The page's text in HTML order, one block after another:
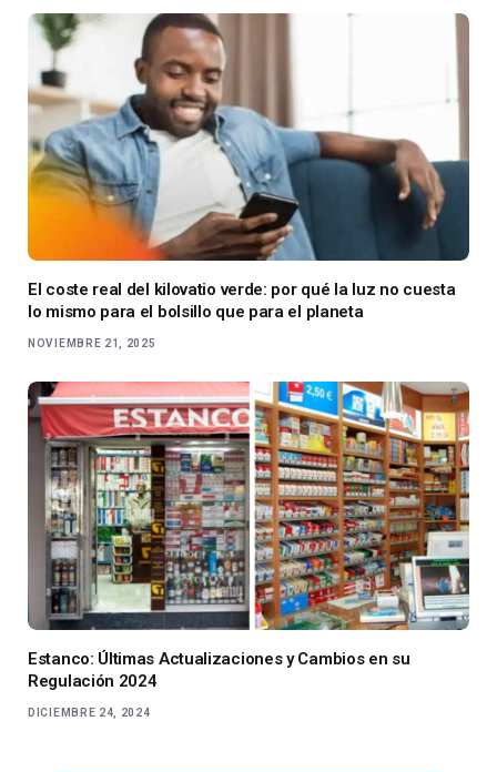
El coste real del kilovatio verde: por qué la luz no cuesta
lo mismo para el bolsillo que para el planeta
NOVIEMBRE 21, 2025
Estanco: Últimas Actualizaciones y Cambios en su
Regulación 2024
DICIEMBRE 24, 2024